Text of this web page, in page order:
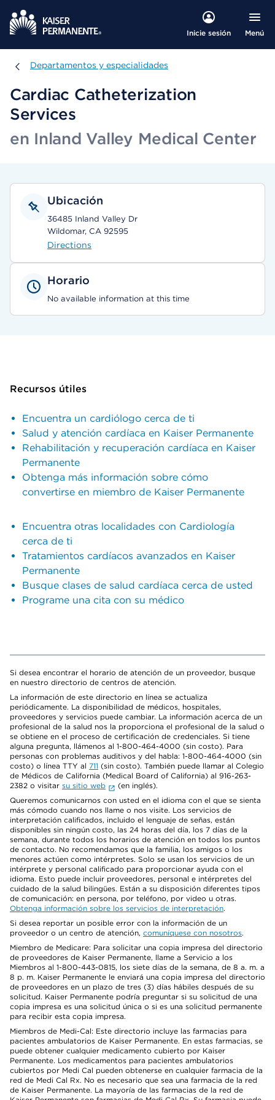
Inicie sesión Menú
Departamentos y especialidades
Departamentos y especialidades
Cardiac Catheterization
Services
en Inland Valley Medical Center
Ubicación
36485 Inland Valley Dr
Wildomar, CA 92595
Directions
Horario
No available information at this time
Recursos útiles
Encuentra un cardiólogo cerca de ti
Salud y atención cardíaca en Kaiser Permanente
Rehabilitación y recuperación cardíaca en Kaiser
Permanente
Obtenga más información sobre cómo
convertirse en miembro de Kaiser Permanente
Encuentra otras localidades con Cardiología
cerca de ti
Tratamientos cardíacos avanzados en Kaiser
Permanente
Busque clases de salud cardíaca cerca de usted
Programe una cita con su médico
Si desea encontrar el horario de atención de un proveedor, busque
en nuestro directorio de centros de atención.
La información de este directorio en línea se actualiza
periódicamente. La disponibilidad de médicos, hospitales,
proveedores y servicios puede cambiar. La información acerca de un
profesional de la salud nos la proporciona el profesional de la salud o
se obtiene en el proceso de certificación de credenciales. Si tiene
alguna pregunta, llámenos al 1-800-464-4000 (sin costo). Para
personas con problemas auditivos y del habla: 1-800-464-4000 (sin
costo) o línea TTY al 711 (sin costo). También puede llamar al Colegio
de Médicos de California (Medical Board of California) al 916-263-
2382 o visitar su sitio web
(en inglés).
Queremos comunicarnos con usted en el idioma con el que se sienta
más cómodo cuando nos llame o nos visite. Los servicios de
interpretación calificados, incluido el lenguaje de señas, están
disponibles sin ningún costo, las 24 horas del día, los 7 días de la
semana, durante todos los horarios de atención en todos los puntos
de contacto. No recomendamos que la familia, los amigos o los
menores actúen como intérpretes. Solo se usan los servicios de un
intérprete y personal calificado para proporcionar ayuda con el
idioma. Esto puede incluir proveedores, personal e intérpretes del
cuidado de la salud bilingües. Están a su disposición diferentes tipos
de comunicación: en persona, por teléfono, por video u otras.
Obtenga información sobre los servicios de interpretación.
Si desea reportar un posible error con la información de un
proveedor o un centro de atención, comuníquese con nosotros.
Miembro de Medicare: Para solicitar una copia impresa del directorio
de proveedores de Kaiser Permanente, llame a Servicio a los
Miembros al 1-800-443-0815, los siete días de la semana, de 8 a. m. a
8 p. m. Kaiser Permanente le enviará una copia impresa del directorio
de proveedores en un plazo de tres (3) días hábiles después de su
solicitud. Kaiser Permanente podría preguntar si su solicitud de una
copia impresa es una solicitud única o si es una solicitud permanente
para recibir esta copia impresa.
Miembros de Medi-Cal: Este directorio incluye las farmacias para
pacientes ambulatorios de Kaiser Permanente. En estas farmacias, se
puede obtener cualquier medicamento cubierto por Kaiser
Permanente. Los medicamentos para pacientes ambulatorios
cubiertos por Medi Cal pueden obtenerse en cualquier farmacia de la
red de Medi Cal Rx. No es necesario que sea una farmacia de la red
de Kaiser Permanente. La mayoría de las farmacias de la red de